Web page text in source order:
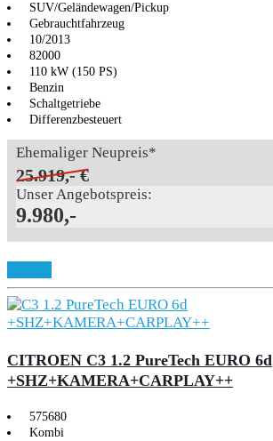
SUV/Geländewagen/Pickup
Gebrauchtfahrzeug
10/2013
82000
110 kW (150 PS)
Benzin
Schaltgetriebe
Differenzbesteuert
Ehemaliger Neupreis*
25.919,- €
Unser Angebotspreis:
9.980,-
CITROEN C3 1.2 PureTech EURO 6d
+SHZ+KAMERA+CARPLAY++
575680
Kombi